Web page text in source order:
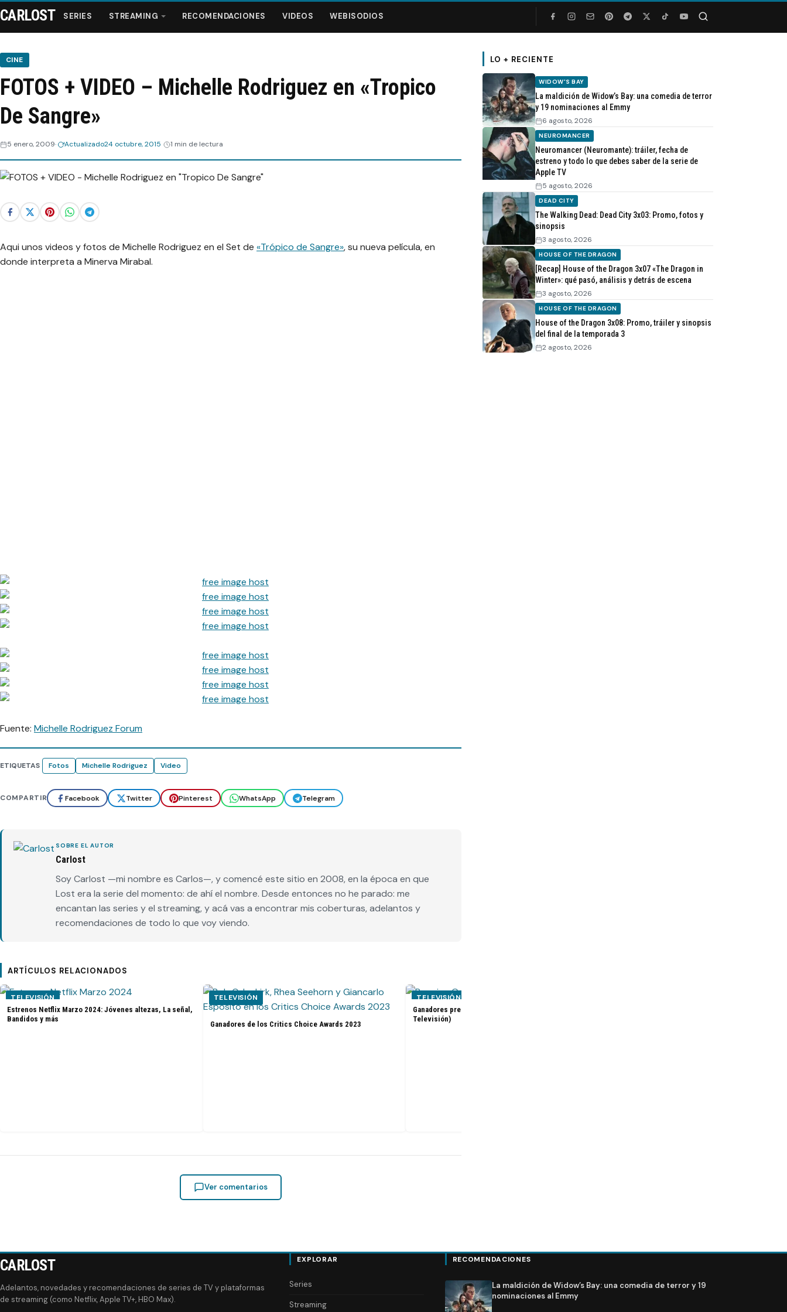
Series
Streaming
Webisodios
CARLOST SERIES STREAMING RECOMENDACIONES VIDEOS WEBISODIOS
CINE
FOTOS + VIDEO – Michelle Rodriguez en «Tropico
De Sangre»
5 enero, 2009 Actualizado24 octubre, 2015 1 min de lectura
Aqui unos videos y fotos de Michelle Rodriguez en el Set de «Trópico de Sangre», su nueva película, en
donde interpreta a Minerva Mirabal.
Fuente: Michelle Rodriguez Forum
ETIQUETAS Fotos Michelle Rodriguez Video
COMPARTIR Facebook Twitter Pinterest WhatsApp Telegram
SOBRE EL AUTOR
Carlost
Soy Carlost —mi nombre es Carlos—, y comencé este sitio en 2008, en la época en que
Lost era la serie del momento: de ahí el nombre. Desde entonces no he parado: me
encantan las series y el streaming, y acá vas a encontrar mis coberturas, adelantos y
recomendaciones de todo lo que voy viendo.
ARTÍCULOS RELACIONADOS
TELEVISIÓN
Estrenos Netflix Marzo 2024: Jóvenes altezas, La señal,
Bandidos y más
TELEVISIÓN
Ganadores de los Critics Choice Awards 2023
TELEVISIÓN
Ganadores premios Golden Globes 2023 (Cine y
Televisión)
Ver comentarios
LO + RECIENTE
WIDOW'S BAY
La maldición de Widow’s Bay: una comedia de terror
y 19 nominaciones al Emmy
6 agosto, 2026
NEUROMANCER
Neuromancer (Neuromante): tráiler, fecha de
estreno y todo lo que debes saber de la serie de
Apple TV
5 agosto, 2026
DEAD CITY
The Walking Dead: Dead City 3x03: Promo, fotos y
sinopsis
3 agosto, 2026
HOUSE OF THE DRAGON
[Recap] House of the Dragon 3x07 «The Dragon in
Winter»: qué pasó, análisis y detrás de escena
3 agosto, 2026
HOUSE OF THE DRAGON
House of the Dragon 3x08: Promo, tráiler y sinopsis
del final de la temporada 3
2 agosto, 2026
CARLOST
Adelantos, novedades y recomendaciones de series de TV y plataformas
de streaming (como Netflix, Apple TV+, HBO Max).
EXPLORAR
Series
Streaming
RECOMENDACIONES
La maldición de Widow’s Bay: una comedia de terror y 19
nominaciones al Emmy